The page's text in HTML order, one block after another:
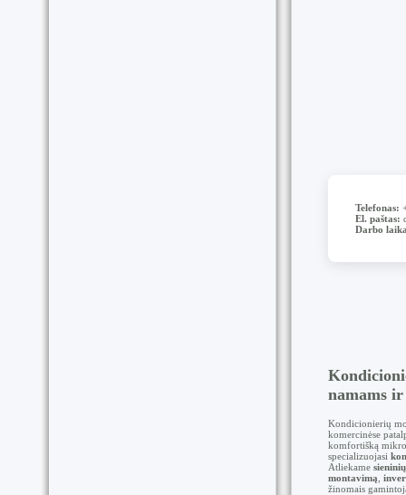
Telefonas:
El. paštas:
Darbo
namams
Kondicionierių
komercinėse
komfortišką
specializuojasi
Atliekame
montavimą
žinomais